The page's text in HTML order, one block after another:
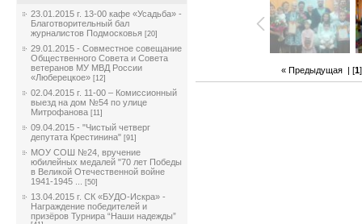
23.01.2015 г. 13-00 кафе «Усадьба» -
Благотворительный бал
журналистов Подмосковья [20]
29.01.2015 - Совместное совещание
Общественного Совета и Совета
ветеранов МУ МВД России
«Люберецкое» [12]
02.04.2015 г. 11-00 – Комиссионный
выезд на дом №54 по улице
Митрофанова [11]
09.04.2015 - "Чистый четверг
депутата Крестинина" [91]
МОУ СОШ №24, вручение
юбилейных медалей "70 лет Победы
в Великой Отечественной войне
1941-1945 ...
[50]
13.04.2015 г. СК «БУДО-Искра» -
Награждение победителей и
призёров Турнира “Наши надежды”
« Предыдущая | [1